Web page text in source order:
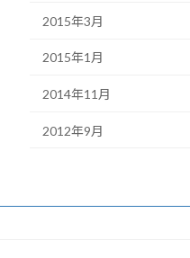
2015年3月
2015年1月
2014年11月
2012年9月